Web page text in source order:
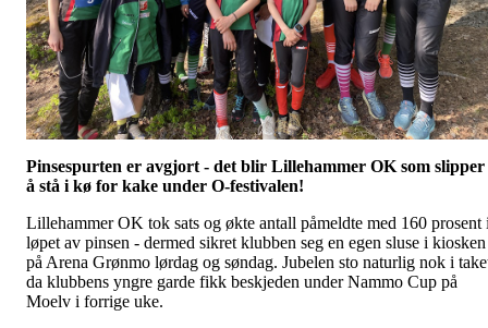
Pinsespurten er avgjort - det blir Lillehammer OK som slipper
å stå i kø for kake under O-festivalen!
Lillehammer OK tok sats og økte antall påmeldte med 160 prosent
løpet av pinsen - dermed sikret klubben seg en egen sluse i kiosken
på Arena Grønmo lørdag og søndag. Jubelen sto naturlig nok i
da klubbens yngre garde fikk beskjeden under Nammo Cup på
Moelv i forrige uke.